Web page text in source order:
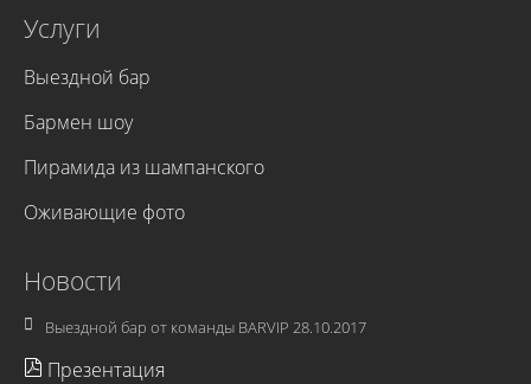
Услуги
Выездной бар
Бармен шоу
Пирамида из шампанского
Оживающие фото
Новости
Выездной бар от команды BARVIP 28.10.2017
Презентация